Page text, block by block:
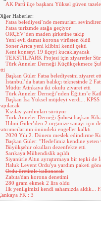
AK Parti ilçe başkanı Yüksel güven
Haberler:
Fatsa belediyesi’nde memurları
Fatsa turizmde atağa geçiyor
ORÇEV’den maden şirketine takip
Yeni evli damat korona virüsten öldü
Soner Arıca yeni klibini kendi çekti
Kent konseyi 19 ilçeyi kucaklayacak
TEKSTİLPARK Projesi için ziyaretler
Türk Anneler Derneği Küçükçekmece
Başkan Güler Fatsa belediyesini ziyaret
İstanbul’da batan balıkçı teknesinde 2
Müdür Atinkaya iki okulu ziyaret etti
Türk Anneler Derneği’nden Eğitim’e
Başkan İsa Yüksel müjdeyi verdi... KPSS
Kızılay yardımları sürüyor
Türk Anneler Derneği Şubesi başkan
Hilmi Güler’den 2.organize sanayi için
önündeki engeller kalktı
2020 Yılı 2. Dönem meslek edindirme
Başkan Güler: ”Hedefimiz kendine yeten
Büyükşehir okulları dezenfekte etti
Sarıkaya Mühendislik açıldı
Siyanürle Altın ayrıştırmaya bir tepki de
Haluk Levent Ordu'ya yardım paketi
Ordu üretimle kalkınacak
Zabıta'dan korona denetimi
280 gram ekmek 2 lira oldu
İlk yenilgimizi kendi sahamızda aldık...
FK : 3